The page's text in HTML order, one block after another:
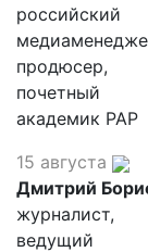
российский
продюсер,
почетный
академик РАР
15 августа
Дмитрий
журналист,
ведущий